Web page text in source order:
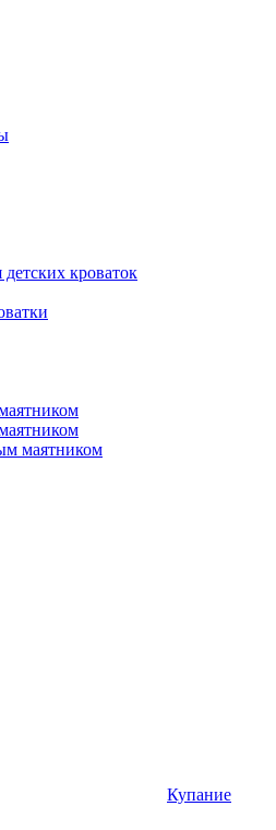
кроваток
маятником
Купание